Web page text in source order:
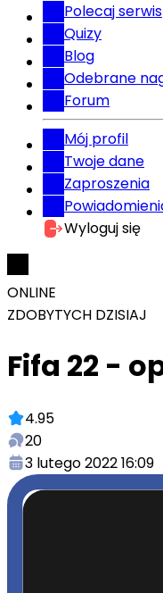
Polecaj serwis
Quizy
Blog
Odebrane
Forum
Mój profil
Twoje dane
Zaproszenia
Wyloguj się
ONLINE
ZDOBYTYCH DZISIAJ
Fifa 22 -
4.95
20
3 lutego 2022 16:09